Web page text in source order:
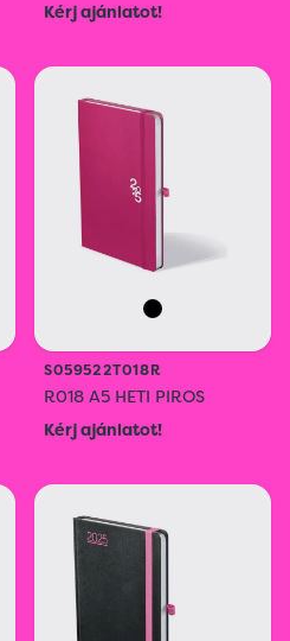
Kérj ajánlatot!
S059522T018R
R018 A5 HETI PIROS
Kérj ajánlatot!